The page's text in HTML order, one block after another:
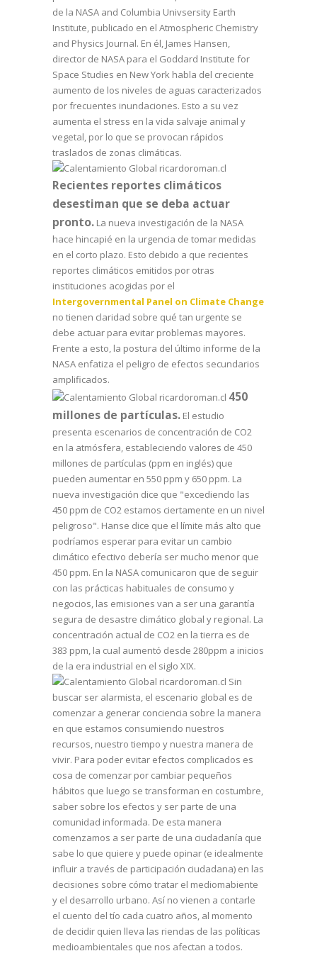
de la NASA and Columbia Univsersity Earth
Institute, publicado en el Atmospheric Chemistry
and Physics Journal. En él, James Hansen,
director de NASA para el Goddard Institute for
Space Studies en New York habla del creciente
aumento de los niveles de aguas caracterizados
por frecuentes inundaciones. Esto a su vez
aumenta el stress en la vida salvaje animal y
vegetal, por lo que se provocan rápidos
traslados de zonas climáticas.
Recientes reportes climáticos
desestiman que se deba actuar
pronto. La nueva investigación de la NASA
hace hincapié en la urgencia de tomar medidas
en el corto plazo. Esto debido a que recientes
reportes climáticos emitidos por otras
instituciones acogidas por el
Intergovernmental Panel on Climate Change
no tienen claridad sobre qué tan urgente se
debe actuar para evitar problemas mayores.
Frente a esto, la postura del último informe de la
NASA enfatiza el peligro de efectos secundarios
amplificados.
450
millones de partículas. El estudio
presenta escenarios de concentración de CO2
en la atmósfera, estableciendo valores de 450
millones de partículas (ppm en inglés) que
pueden aumentar en 550 ppm y 650 ppm. La
nueva investigación dice que "excediendo las
450 ppm de CO2 estamos ciertamente en un nivel
peligroso". Hanse dice que el límite más alto que
podríamos esperar para evitar un cambio
climático efectivo debería ser mucho menor que
450 ppm. En la NASA comunicaron que de seguir
con las prácticas habituales de consumo y
negocios, las emisiones van a ser una garantía
segura de desastre climático global y regional. La
concentración actual de CO2 en la tierra es de
383 ppm, la cual aumentó desde 280ppm a inicios
de la era industrial en el siglo XIX.
Sin
buscar ser alarmista, el escenario global es de
comenzar a generar conciencia sobre la manera
en que estamos consumiendo nuestros
recursos, nuestro tiempo y nuestra manera de
vivir. Para poder evitar efectos complicados es
cosa de comenzar por cambiar pequeños
hábitos que luego se transforman en costumbre,
saber sobre los efectos y ser parte de una
comunidad informada. De esta manera
comenzamos a ser parte de una ciudadanía que
sabe lo que quiere y puede opinar (e idealmente
influir a través de participación ciudadana) en las
decisiones sobre cómo tratar el mediomabiente
y el desarrollo urbano. Así no vienen a contarle
el cuento del tío cada cuatro años, al momento
de decidir quien lleva las riendas de las políticas
medioambientales que nos afectan a todos.